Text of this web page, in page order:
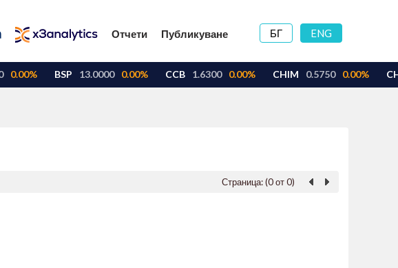
БГ ENG
Отчети Публикуване
Страница: (0 от 0)